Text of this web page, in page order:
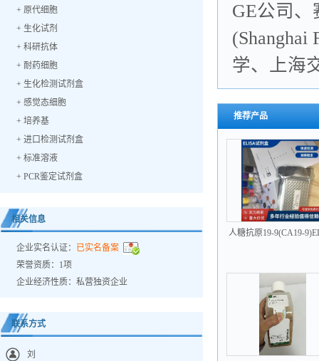
+ 原代细胞
+ 生化试剂
+ 科研抗体
+ 耐药细胞
+ 生化检测试剂盒
+ 感觉态细胞
+ 培养基
+ 进口检测试剂盒
+ 标准溶液
+ PCR鉴定试剂盒
相关信息
企业实名认证： 已实名备案
荣誉资质：1项
企业经济性质：私营独资企业
联系方式
刘
GE公司
(Shanghai
学、上海
推荐产品
人糖抗原19-9(CA19-